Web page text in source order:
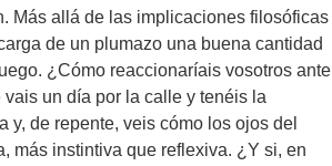
Más allá de las implicaciones filosóficas
de un plumazo una buena cantidad
¿Cómo reaccionaríais vosotros ante
un día por la calle y tenéis la
y, de repente, veis cómo los ojos del
más instintiva que reflexiva. ¿Y si, en